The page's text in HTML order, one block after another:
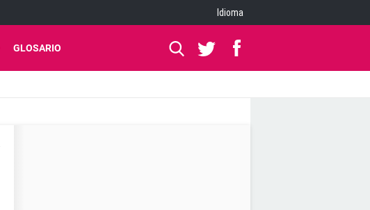
Idioma
GLOSARIO